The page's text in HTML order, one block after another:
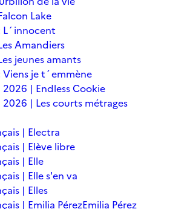
Lake
L´innocent
Amandiers
jeunes amants
Viens je t´emmène
2026 | Endless Cookie
2026 | Les courts métrages
| Electra
| Elève libre
| Elle
| Elle s'en va
| Elles
| Emilia PérezEmilia Pérez